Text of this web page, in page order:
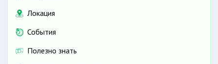
Локация
События
Полезно знать